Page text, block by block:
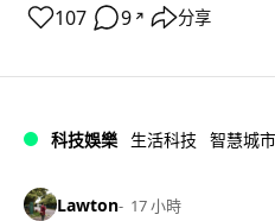
107 9 ↗ 分享
科技娛樂 生活科技 智慧城市
Lawton 17 小時